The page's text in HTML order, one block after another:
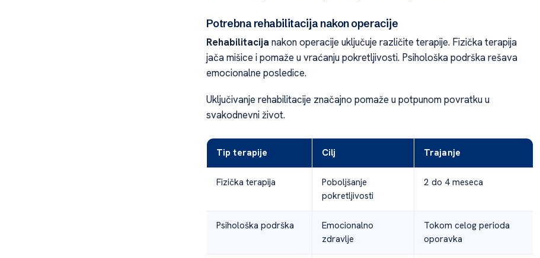
Potrebna rehabilitacija nakon operacije
Rehabilitacija nakon operacije uključuje različite terapije. Fizička terapija
jača mišice i pomaže u vraćanju pokretljivosti. Psihološka podrška rešava
emocionalne posledice.
Uključivanje rehabilitacije značajno pomaže u potpunom povratku u
svakodnevni život.
Tip terapije Cilj Trajanje
Fizička terapija
Poboljšanje
pokretljivosti
2 do 4 meseca
Psihološka podrška
Emocionalno
zdravlje
Tokom celog perioda
oporavka